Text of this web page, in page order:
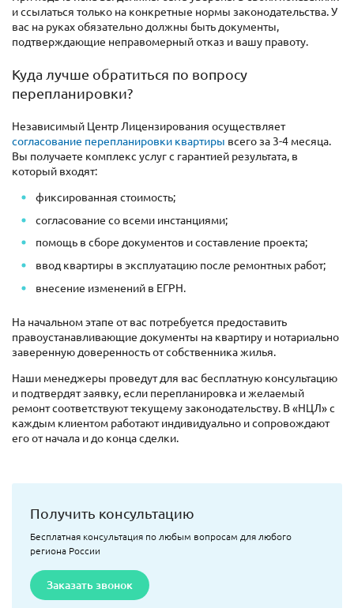
и ссылаться только на конкретные нормы законодательства. У
вас на руках обязательно должны быть документы,
подтверждающие неправомерный отказ и вашу правоту.
Куда лучше обратиться по вопросу
перепланировки?
Независимый Центр Лицензирования осуществляет
согласование перепланировки квартиры всего за 3-4 месяца.
Вы получаете комплекс услуг с гарантией результата, в
который входят:
фиксированная стоимость;
согласование со всеми инстанциями;
помощь в сборе документов и составление проекта;
ввод квартиры в эксплуатацию после ремонтных работ;
внесение изменений в ЕГРН.
На начальном этапе от вас потребуется предоставить
правоустанавливающие документы на квартиру и нотариально
заверенную доверенность от собственника жилья.
Наши менеджеры проведут для вас бесплатную консультацию
и подтвердят заявку, если перепланировка и желаемый
ремонт соответствуют текущему законодательству. В «НЦЛ» с
каждым клиентом работают индивидуально и сопровождают
его от начала и до конца сделки.
Получить консультацию
Бесплатная консультация по любым вопросам для любого
региона России
Заказать звонок